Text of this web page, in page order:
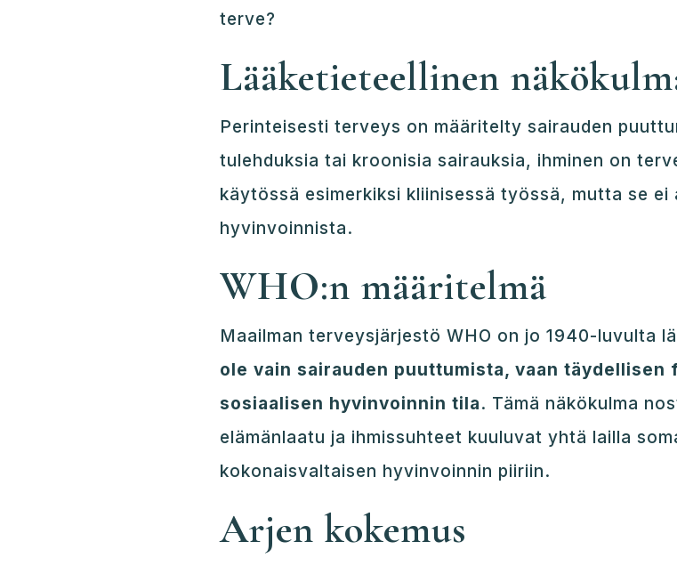
terve?
Lääketieteellinen
Perinteisesti terveys on määritelty sairauden
tulehduksia tai kroonisia sairauksia, ihminen on
käytössä esimerkiksi kliinisessä työssä, mutta se
hyvinvoinnista.
WHO:n määritelmä
Maailman terveysjärjestö WHO on jo 1940-luvulta
ole vain sairauden puuttumista, vaan täydellisen
sosiaalisen hyvinvoinnin tila. Tämä näkökulma
elämänlaatu ja ihmissuhteet kuuluvat yhtä lailla
kokonaisvaltaisen hyvinvoinnin piiriin.
Arjen kokemus